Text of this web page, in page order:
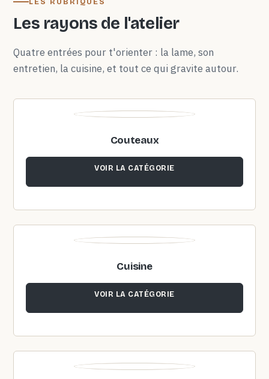
Les rayons de l'atelier
Quatre entrées pour t'orienter : la lame, son
entretien, la cuisine, et tout ce qui gravite autour.
Couteaux
VOIR LA CATÉGORIE
Cuisine
VOIR LA CATÉGORIE